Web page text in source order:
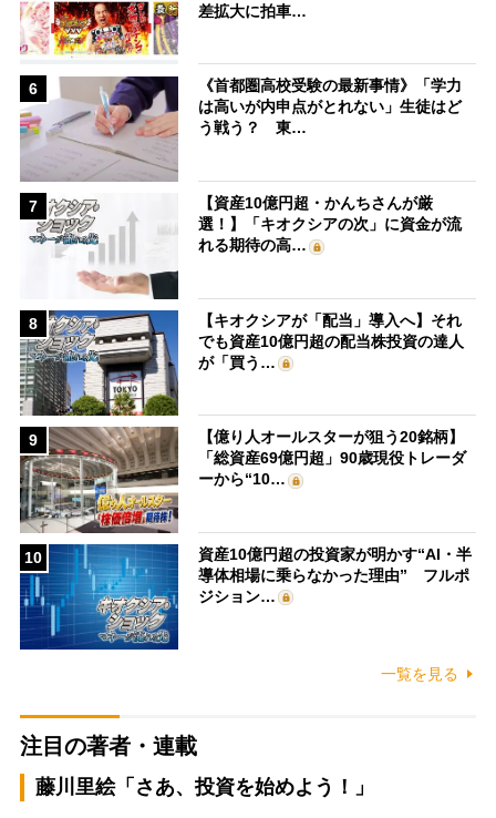
差拡大に拍車…
6
《首都圏高校受験の最新事情》「学力
は高いが内申点がとれない」生徒はど
う戦う？ 東…
7
【資産10億円超・かんちさんが厳
選！】「キオクシアの次」に資金が流
れる期待の高…
8
【キオクシアが「配当」導入へ】それ
でも資産10億円超の配当株投資の達人
が「買う…
9
【億り人オールスターが狙う20銘柄】
「総資産69億円超」90歳現役トレーダ
ーから“10…
10
資産10億円超の投資家が明かす“AI・半
導体相場に乗らなかった理由” フルポ
ジション…
一覧を見る
注目の著者・連載
藤川里絵「さあ、投資を始めよう！」